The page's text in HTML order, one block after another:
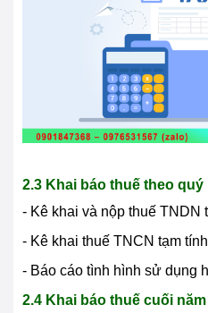
2.3 Khai báo thuế theo quý
- Kê khai và nộp thuế TNDN
- Kê khai thuế TNCN tạm
- Báo cáo tình hình sử dụng
2.4 Khai báo thuế cuối năm